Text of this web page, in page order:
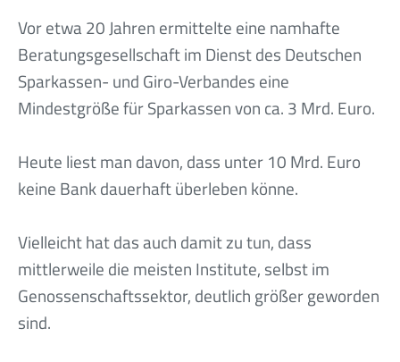
Vor etwa 20 Jahren ermittelte eine namhafte
Beratungsgesellschaft im Dienst des Deutschen
Sparkassen- und Giro-Verbandes eine
Mindestgröße für Sparkassen von ca. 3 Mrd. Euro.
Heute liest man davon, dass unter 10 Mrd. Euro
keine Bank dauerhaft überleben könne.
Vielleicht hat das auch damit zu tun, dass
mittlerweile die meisten Institute, selbst im
Genossenschaftssektor, deutlich größer geworden
sind.